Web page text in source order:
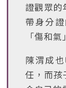
證觀眾的
帶身分
「傷和氣
陳渭成
任，而孩